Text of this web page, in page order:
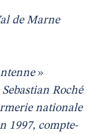
de Marne
»
Roché
nationale
1997, compte-